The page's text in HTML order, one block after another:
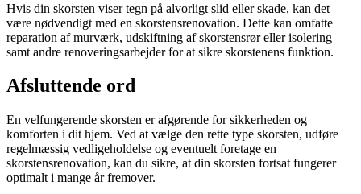
Hvis din skorsten viser tegn på alvorligt slid eller skade, kan det
være nødvendigt med en skorstensrenovation. Dette kan omfatte
reparation af murværk, udskiftning af skorstensrør eller isolering
samt andre renoveringsarbejder for at sikre skorstenens funktion.
Afsluttende ord
En velfungerende skorsten er afgørende for sikkerheden og
komforten i dit hjem. Ved at vælge den rette type skorsten, udføre
regelmæssig vedligeholdelse og eventuelt foretage en
skorstensrenovation, kan du sikre, at din skorsten fortsat fungerer
optimalt i mange år fremover.